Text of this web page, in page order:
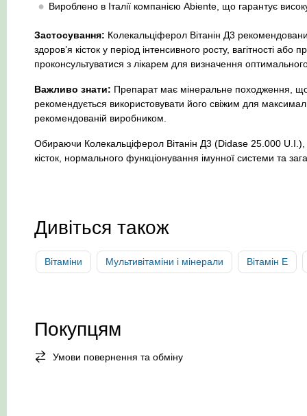
Вироблено в Італії компанією Abiente, що гарантує
Застосування: Колекальціферол Вітанін Д3
здоров’я кісток у період інтенсивного росту, вагітності
проконсультуватися з лікарем для визначення
Важливо знати: Препарат має мінеральне походження, що
рекомендується використовувати його свіжим для
рекомендованій виробником.
Обираючи Колекальціферол Вітанін Д3 (Didase 25.000 U.I.),
кісток, нормального функціонування імунної системи та
Дивіться також
Вітаміни Мультивітаміни і мінерали Вітамін Е
Покупцям
Умови повернення та обміну